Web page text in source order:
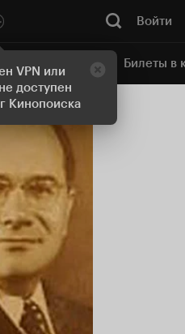
VPN или
доступен
Кинопоиска
Войти
кинотеатр Билеты в